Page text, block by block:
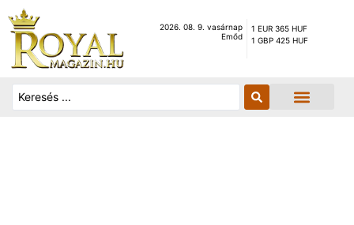
2026. 08. 9. vasárnap
Emőd
1 EUR 365 HUF
1 GBP 425 HUF